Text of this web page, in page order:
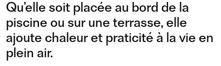
Qu’elle soit placée au bord de la
piscine ou sur une terrasse, elle
ajoute chaleur et praticité à la vie en
plein air.